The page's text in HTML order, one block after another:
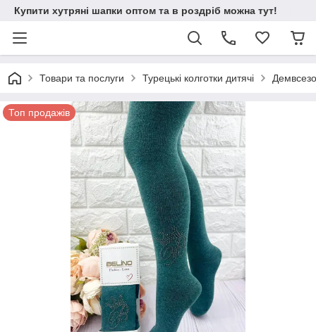
Купити хутряні шапки оптом та в роздріб можна тут!
Товари та послуги Турецькі колготки дитячі
Топ продажів